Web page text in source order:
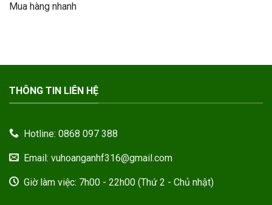
1.850.000VND.
Mua hàng nhanh
THÔNG TIN LIÊN HỆ
Hotline: 0868 097 388
Email: vuhoanganhf316@gmail.com
Giờ làm việc: 7h00 - 22h00 (Thứ 2 - Chủ nhật)